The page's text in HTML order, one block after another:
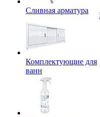
Сливная арматура
Комплектующие для
ванн